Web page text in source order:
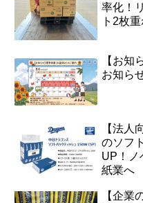
率化！
ト2枚
【お知
お知ら
【法人
のソフ
UP！ノ
紙業へ
【企業